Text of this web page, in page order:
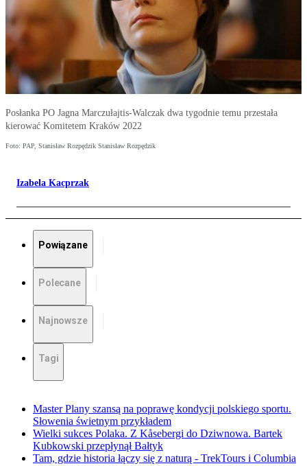
Posłanka PO Jagna Marczułajtis-Walczak dwa tygodnie temu przestała
kierować Komitetem Kraków 2022
Foto: PAP, Stanisław Rozpędzik Stanisław Rozpędzik
Izabela Kacprzak
Powiązane
Polecane
Najnowsze
Tagi
Master Plany szansą na poprawę kondycji polskiego sportu.
Słowenia świetnym przykładem
Wielki sukces Polaka. Z Kåsebergi do Dziwnowa. Bartek
Kubkowski przepłynął Bałtyk
Tam, gdzie historia łączy się z naturą - TrekTours i Columbia